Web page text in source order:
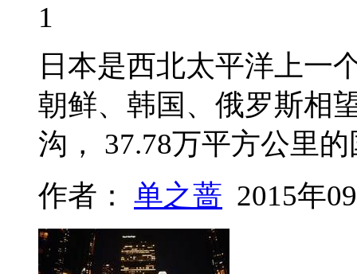
1
日本是西北太平洋上一
朝鲜、韩国、俄罗斯相
沟， 37.78万平方公里
作者： 单之蔷 2015年